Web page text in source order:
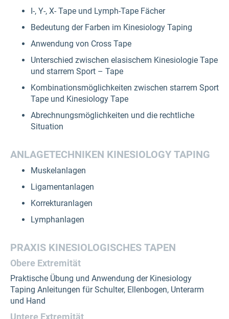
I-, Y-, X- Tape und Lymph-Tape Fächer
Bedeutung der Farben im Kinesiology Taping
Anwendung von Cross Tape
Unterschied zwischen elasischem Kinesiologie Tape
und starrem Sport – Tape
Kombinationsmöglichkeiten zwischen starrem Sport
Tape und Kinesiology Tape
Abrechnungsmöglichkeiten und die rechtliche
Situation
ANLAGETECHNIKEN KINESIOLOGY TAPING
Muskelanlagen
Ligamentanlagen
Korrekturanlagen
Lymphanlagen
PRAXIS KINESIOLOGISCHES TAPEN
Obere Extremität
Praktische Übung und Anwendung der Kinesiology
Taping Anleitungen für Schulter, Ellenbogen, Unterarm
und Hand
Untere Extremität